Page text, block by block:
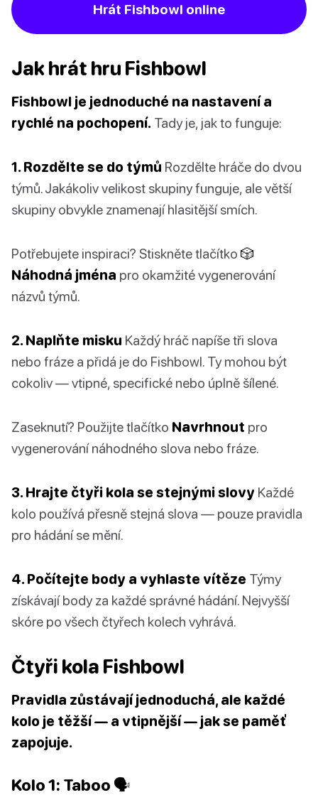
Hrát Fishbowl online
Jak hrát hru Fishbowl
Fishbowl je jednoduché na nastavení a
rychlé na pochopení. Tady je, jak to funguje:
1. Rozdělte se do týmů Rozdělte hráče do dvou
týmů. Jakákoliv velikost skupiny funguje, ale větší
skupiny obvykle znamenají hlasitější smích.
Potřebujete inspiraci? Stiskněte tlačítko 🎲
Náhodná jména pro okamžité vygenerování
názvů týmů.
2. Naplňte misku Každý hráč napíše tři slova
nebo fráze a přidá je do Fishbowl. Ty mohou být
cokoliv — vtipné, specifické nebo úplně šílené.
Zaseknutí? Použijte tlačítko Navrhnout pro
vygenerování náhodného slova nebo fráze.
3. Hrajte čtyři kola se stejnými slovy Každé
kolo používá přesně stejná slova — pouze pravidla
pro hádání se mění.
4. Počítejte body a vyhlaste vítěze Týmy
získávají body za každé správné hádání. Nejvyšší
skóre po všech čtyřech kolech vyhrává.
Čtyři kola Fishbowl
Pravidla zůstávají jednoduchá, ale každé
kolo je těžší — a vtipnější — jak se paměť
zapojuje.
Kolo 1: Taboo 🗣️